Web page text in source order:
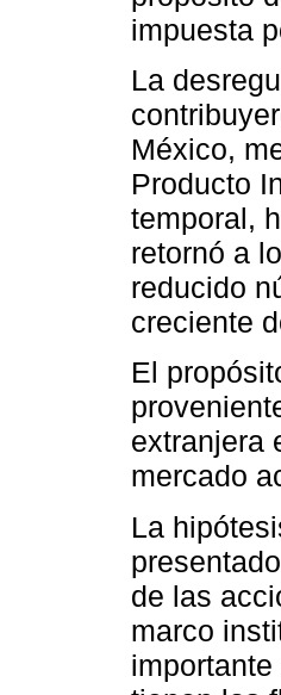
impuesta
La
México,
Producto
temporal,
retornó a
reducido
creciente
El
extranjera
mercado
La
de las
marco